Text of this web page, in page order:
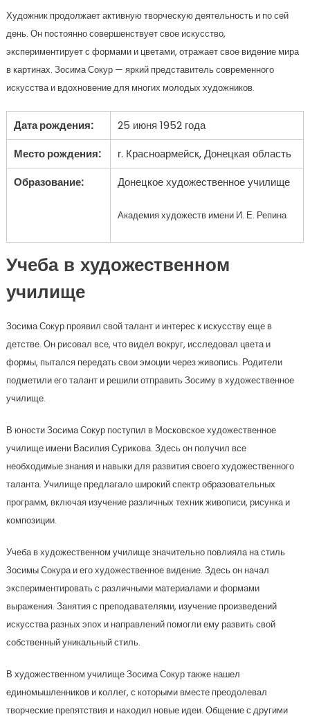
Художник продолжает активную творческую деятельность и по сей
день. Он постоянно совершенствует свое искусство,
экспериментирует с формами и цветами, отражает свое видение мира
в картинах. Зосима Сокур — яркий представитель современного
искусства и вдохновение для многих молодых художников.
Дата рождения:
25 июня 1952 года
Место рождения:
г. Красноармейск, Донецкая область
Образование:
Донецкое художественное училище
Академия художеств имени И. Е. Репина
Учеба в художественном
училище
Зосима Сокур проявил свой талант и интерес к искусству еще в
детстве. Он рисовал все, что видел вокруг, исследовал цвета и
формы, пытался передать свои эмоции через живопись. Родители
подметили его талант и решили отправить Зосиму в художественное
училище.
В юности Зосима Сокур поступил в Московское художественное
училище имени Василия Сурикова. Здесь он получил все
необходимые знания и навыки для развития своего художественного
таланта. Училище предлагало широкий спектр образовательных
программ, включая изучение различных техник живописи, рисунка и
композиции.
Учеба в художественном училище значительно повлияла на стиль
Зосимы Сокура и его художественное видение. Здесь он начал
экспериментировать с различными материалами и формами
выражения. Занятия с преподавателями, изучение произведений
искусства разных эпох и направлений помогли ему развить свой
собственный уникальный стиль.
В художественном училище Зосима Сокур также нашел
единомышленников и коллег, с которыми вместе преодолевал
творческие препятствия и находил новые идеи. Общение с другими